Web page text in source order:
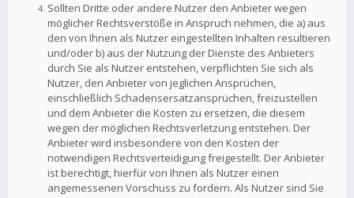
Sollten Dritte oder andere Nutzer den Anbieter wegen
möglicher Rechtsverstöße in Anspruch nehmen, die a) aus
den von Ihnen als Nutzer eingestellten Inhalten resultieren
und/oder b) aus der Nutzung der Dienste des Anbieters
durch Sie als Nutzer entstehen, verpflichten Sie sich als
Nutzer, den Anbieter von jeglichen Ansprüchen,
einschließlich Schadensersatzansprüchen, freizustellen
und dem Anbieter die Kosten zu ersetzen, die diesem
wegen der möglichen Rechtsverletzung entstehen. Der
Anbieter wird insbesondere von den Kosten der
notwendigen Rechtsverteidigung freigestellt. Der Anbieter
ist berechtigt, hierfür von Ihnen als Nutzer einen
angemessenen Vorschuss zu fordern. Als Nutzer sind Sie